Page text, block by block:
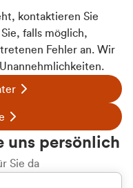
kontaktieren Sie
falls möglich,
Fehler an. Wir
uns persönlich
Sie da